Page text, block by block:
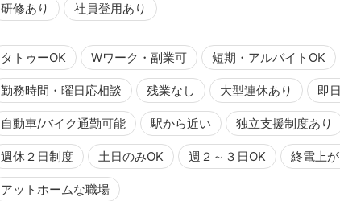
研修あり 社員登用あり
タトゥーOK Wワーク・副業可 短期・アルバイトOK
勤務時間・曜日応相談 残業なし 大型連休あり 即
自動車/バイク通勤可能 駅から近い 独立支援制度あり
週休２日制度 土日のみOK 週２～３日OK 終電上
アットホームな職場